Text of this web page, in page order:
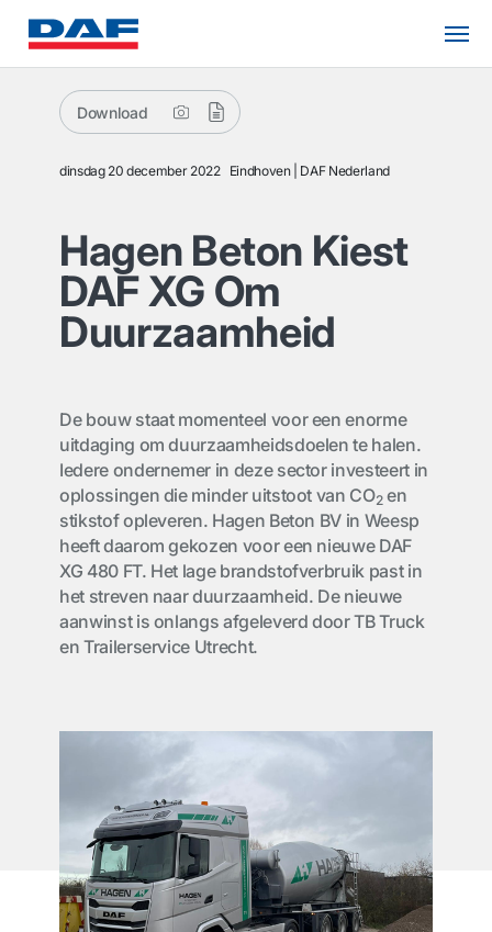
Download
dinsdag 20 december 2022 Eindhoven DAF Nederland
Hagen Beton Kiest
DAF XG Om
Duurzaamheid
De bouw staat momenteel voor een enorme
uitdaging om duurzaamheidsdoelen te halen.
Iedere ondernemer in deze sector investeert in
oplossingen die minder uitstoot van CO2en
stikstof opleveren. Hagen Beton BV in Weesp
heeft daarom gekozen voor een nieuwe DAF
XG 480 FT. Het lage brandstofverbruik past in
het streven naar duurzaamheid. De nieuwe
aanwinst is onlangs afgeleverd door TB Truck
en Trailerservice Utrecht.